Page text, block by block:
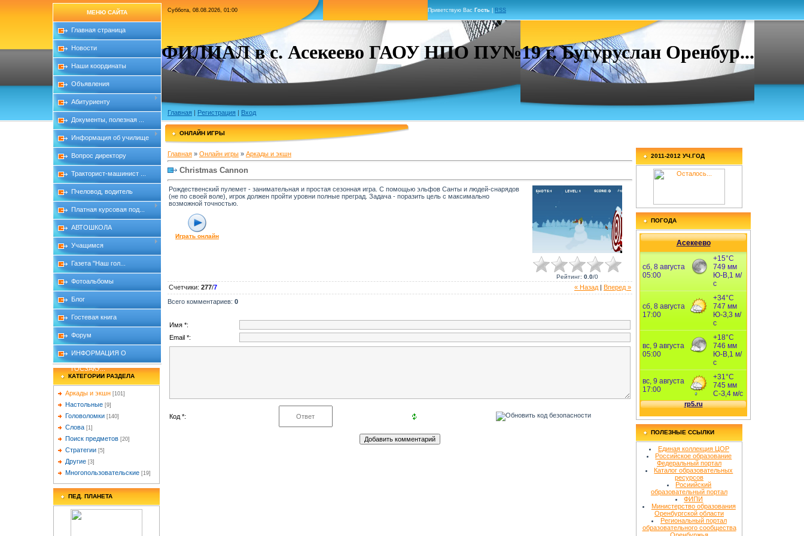
МЕНЮ САЙТА
Главная страница
Новости
Наши координаты
Объявления
Абитуриенту
Документы, полезная ...
Информация об училище
Вопрос директору
Тракторист-машинист ...
Пчеловод, водитель
Платная курсовая под...
АВТОШКОЛА
Учащимся
Газета "Наш гол...
Фотоальбомы
Блог
Гостевая книга
Форум
ИНФОРМАЦИЯ О
ГОСЗАКУ...
КАТЕГОРИИ РАЗДЕЛА
Аркады и экшн [101]
Настольные [9]
Головоломки [140]
Слова [1]
Поиск предметов [20]
Стратегии [5]
Другие [3]
Многопользовательские [19]
ПЕД. ПЛАНЕТА
Суббота, 08.08.2026, 01:00 Приветствую Вас Гость RSS
ФИЛИАЛ в с. Асекеево ГАОУ НПО ПУ№19 г. Бугуруслан Оренбур...
Главная | Регистрация | Вход
ОНЛАЙН ИГРЫ
Главная » Онлайн игры » Аркады и экшн
Christmas Cannon
Рождественский пулемет - занимательная и простая сезонная игра. С помощью эльфов Санты и людей-снарядов
(не по своей воле), игрок должен пройти уровни полные преград. Задача - поразить цель с максимально
возможной точностью.
Играть онлайн
Рейтинг: 0.0/0
« Назад Вперед »
Счетчики: 277/7
Всего комментариев: 0
Имя *:
Email *:
Код *:
2011-2012 УЧ.ГОД
ПОГОДА
Асекеево
ПОЛЕЗНЫЕ ССЫЛКИ
Единая коллекция ЦОР
Российское образование
Федеральный портал
Каталог образовательных
ресурсов
Росиийский
образовательный портал
ФИПИ
Министерство образования
Оренбургской области
Региональный портал
образовательного сообщества